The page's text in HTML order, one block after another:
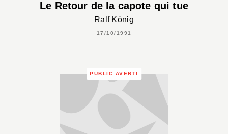
Le Retour de la capote qui tue
Ralf König
17/10/1991
PUBLIC AVERTI